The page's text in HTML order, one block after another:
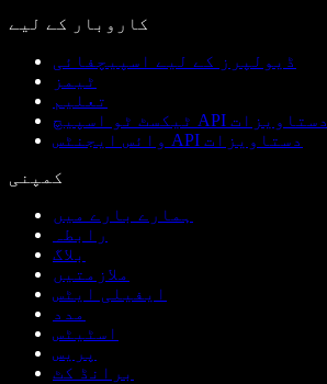
کاروبار کے لیے
ڈیولپرز کے لیے اسپیچفائی
ٹیمز
تعلیم
ٹیکسٹ ٹو اسپیچ API دستاویزات
وائس ایجنٹس API دستاویزات
کمپنی
ہمارے بارے میں
رابطہ
بلاگ
ملازمتیں
ایفیلی ایٹس
مدد
اسٹیٹس
پریس
برانڈ کٹ